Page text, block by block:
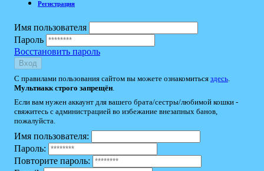
Регистрация
Имя пользователя
Пароль
Восстановить пароль
Вход
С правилами пользования сайтом вы можете ознакомиться здесь
Мультиакк строго запрещён
Если вам нужен аккаунт для вашего брата/сестры/любимой кошки -
свяжитесь с администрацией во избежание внезапных банов,
пожалуйста.
Имя пользователя:
Пароль:
Повторите пароль: